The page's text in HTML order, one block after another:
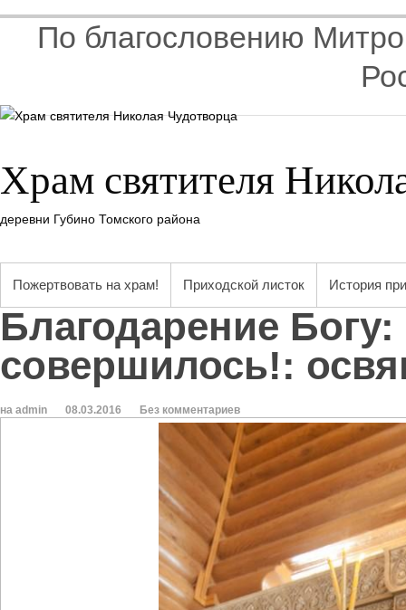
По благословению
Храм святителя
деревни Губино Томского района
Пожертвовать на храм! Приходской листок История
Благодарение
совершилось!:
на admin 08.03.2016 Без комментариев